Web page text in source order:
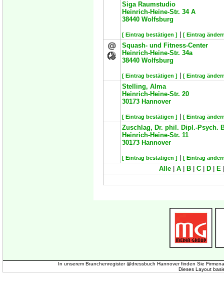
Siga Raumstudio
Heinrich-Heine-Str. 34 A
38440 Wolfsburg
[ Eintrag bestätigen ] [ Eintrag
Squash- und Fitness-Center
Heinrich-Heine-Str. 34a
38440 Wolfsburg
[ Eintrag bestätigen ] [ Eintrag
Stelling, Alma
Heinrich-Heine-Str. 20
30173 Hannover
[ Eintrag bestätigen ] [ Eintrag
Zuschlag, Dr. phil. Dipl.-Psych.
Heinrich-Heine-Str. 11
30173 Hannover
[ Eintrag bestätigen ] [ Eintrag
Alle A B C D E
In unserem Branchenregister @dressbuch Hannover finden Sie
Dieses Layout